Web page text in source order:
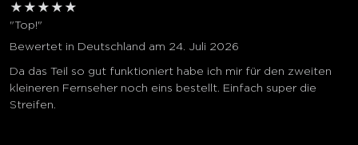
★ ★ ★ ★ ★
"Top!"
Bewertet in Deutschland am 24. Juli 2026
Da das Teil so gut funktioniert habe ich mir für den zweiten
kleineren Fernseher noch eins bestellt. Einfach super die
Streifen.